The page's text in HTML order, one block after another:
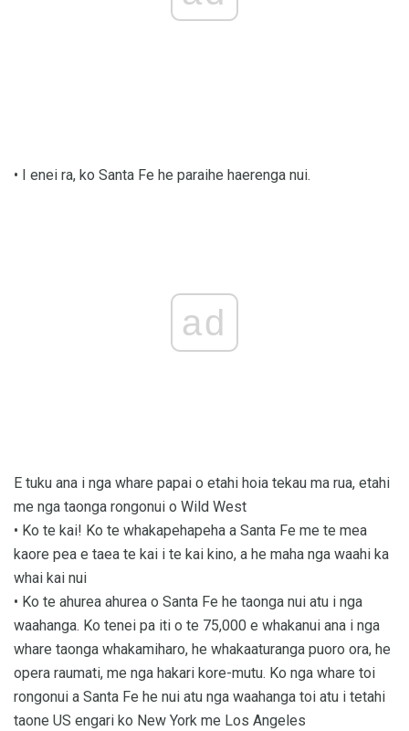
• I enei ra, ko Santa Fe he paraihe haerenga nui.
ad
E tuku ana i nga whare papai o etahi hoia tekau ma rua, etahi
me nga taonga rongonui o Wild West
• Ko te kai! Ko te whakapehapeha a Santa Fe me te mea
kaore pea e taea te kai i te kai kino, a he maha nga waahi ka
whai kai nui
• Ko te ahurea ahurea o Santa Fe he taonga nui atu i nga
waahanga. Ko tenei pa iti o te 75,000 e whakanui ana i nga
whare taonga whakamiharo, he whakaaturanga puoro ora, he
opera raumati, me nga hakari kore-mutu. Ko nga whare toi
rongonui a Santa Fe he nui atu nga waahanga toi atu i tetahi
taone US engari ko New York me Los Angeles